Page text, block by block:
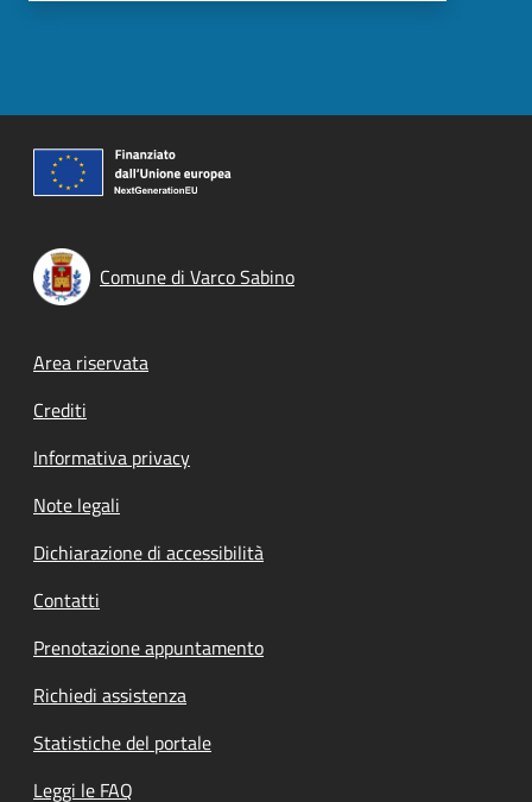
Comune di Varco Sabino
Footer menu
Area riservata
Crediti
Informativa privacy
Note legali
Dichiarazione di accessibilità
Contatti
Prenotazione appuntamento
Richiedi assistenza
Statistiche del portale
Leggi le FAQ